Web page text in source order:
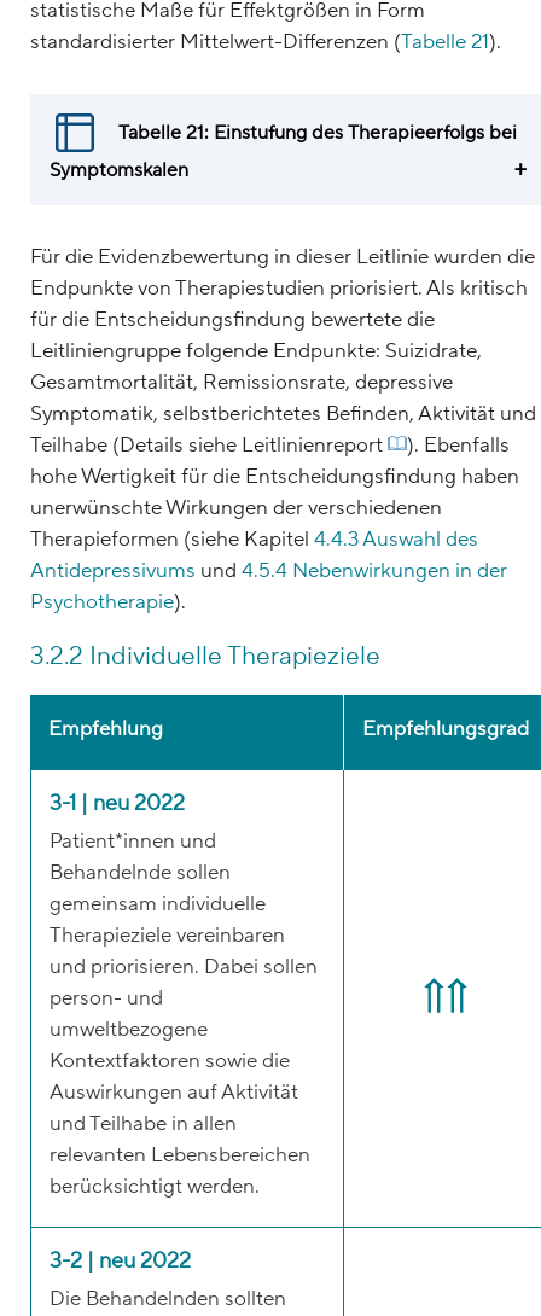
statistische Maße für Effektgrößen in Form
standardisierter Mittelwert-Differenzen (Tabelle 21).
Tabelle 21: Einstufung des Therapieerfolgs bei
Symptomskalen
Für die Evidenzbewertung in dieser Leitlinie wurden die
Endpunkte von Therapiestudien priorisiert. Als kritisch
für die Entscheidungsfindung bewertete die
Leitliniengruppe folgende Endpunkte: Suizidrate,
Gesamtmortalität, Remissionsrate, depressive
Symptomatik, selbstberichtetes Befinden, Aktivität und
Teilhabe (Details siehe Leitlinienreport
). Ebenfalls
hohe Wertigkeit für die Entscheidungsfindung haben
unerwünschte Wirkungen der verschiedenen
Therapieformen (siehe Kapitel 4.4.3 Auswahl des
Antidepressivums und 4.5.4 Nebenwirkungen in der
Psychotherapie).
3.2.2 Individuelle Therapieziele
Empfehlung Empfehlungsgrad
3-1 | neu 2022
Patient*innen und
Behandelnde sollen
gemeinsam individuelle
Therapieziele vereinbaren
und priorisieren. Dabei sollen
person- und
umweltbezogene
Kontextfaktoren sowie die
Auswirkungen auf Aktivität
und Teilhabe in allen
relevanten Lebensbereichen
berücksichtigt werden.
3-2 | neu 2022
Die Behandelnden sollten